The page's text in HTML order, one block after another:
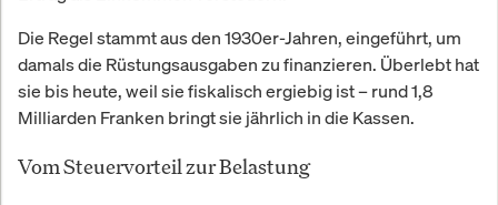
Die Regel stammt aus den 1930er-Jahren, eingeführt, um
damals die Rüstungsausgaben zu finanzieren. Überlebt hat
sie bis heute, weil sie fiskalisch ergiebig ist – rund 1,8
Milliarden Franken bringt sie jährlich in die Kassen.
Vom Steuervorteil zur Belastung